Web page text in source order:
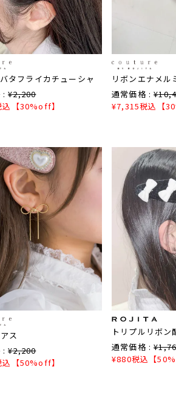
タフライカチューシャ
: ¥2,200
【30%off】
リボンエナメル
通常価格 : ¥
¥7,315税込 【
ス
: ¥2,200
【50%off】
トリプルリボン
通常価格 : ¥
¥880税込 【